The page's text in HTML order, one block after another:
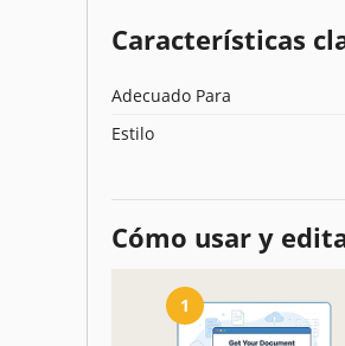
Características
Adecuado Para
Estilo
Cómo usar y
1